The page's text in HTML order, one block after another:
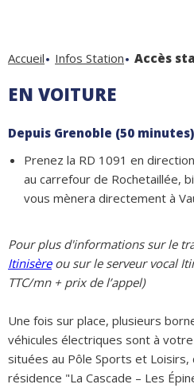
Accueil Infos Station Accès
EN VOITURE
Depuis Grenoble (50
Prenez la RD 1091 en
au carrefour de Rochetaillée,
vous mènera directement à
Pour plus d'informations sur le
Itinisèreou sur le serveur vocal
TTC/mn + prix de l’appel)
Une fois sur place, plusieurs
véhicules électriques sont à
situées au Pôle Sports et Loisirs,
résidence "La Cascade – Les